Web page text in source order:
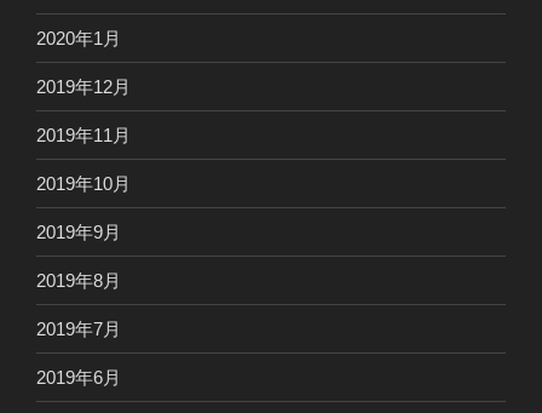
2020年1月
2019年12月
2019年11月
2019年10月
2019年9月
2019年8月
2019年7月
2019年6月